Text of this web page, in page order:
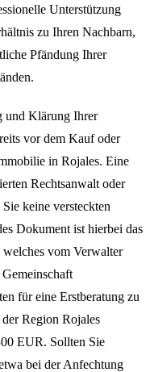
Unterstützung
zu Ihren Nachbarn,
Pfändung Ihrer
und Klärung Ihrer
vor dem Kauf oder
in Rojales. Eine
Rechtsanwalt oder
keine versteckten
Dokument ist hierbei das
welches vom Verwalter
für eine Erstberatung zu
Region Rojales
EUR. Sollten Sie
bei der Anfechtung